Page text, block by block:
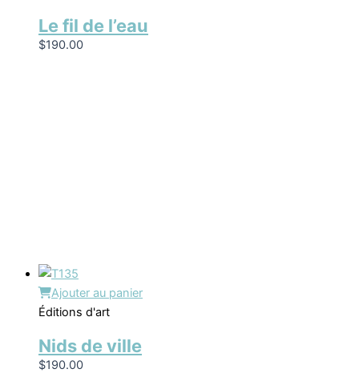
Le fil de l’eau
$190.00
Ajouter au panier
Éditions d'art
Nids de ville
$190.00